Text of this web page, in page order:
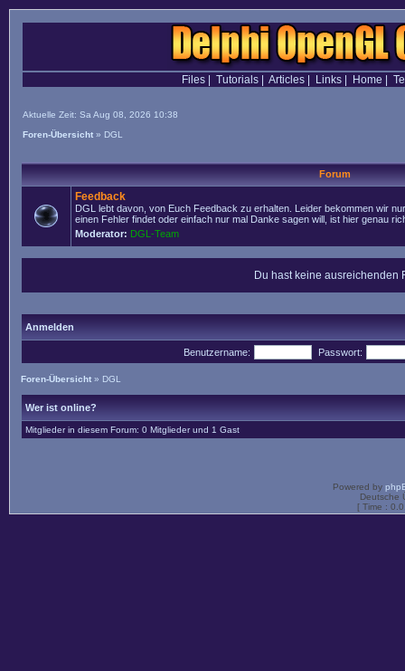
Files| Tutorials| Articles| Links| Home
Aktuelle Zeit: Sa Aug 08, 2026 10:38
Foren-Übersicht » DGL
Forum
Feedback
DGL lebt davon, von Euch Feedback zu erhalten. Leider bekommen wir
einen Fehler findet oder einfach nur mal Danke sagen will, ist hier genau
Moderator: DGL-Team
Du hast keine ausreichenden
Anmelden
Benutzername: Passwort:
Foren-Übersicht » DGL
Wer ist online?
Mitglieder in diesem Forum: 0 Mitglieder und 1 Gast
Powered by
Deutsche
[ Time :